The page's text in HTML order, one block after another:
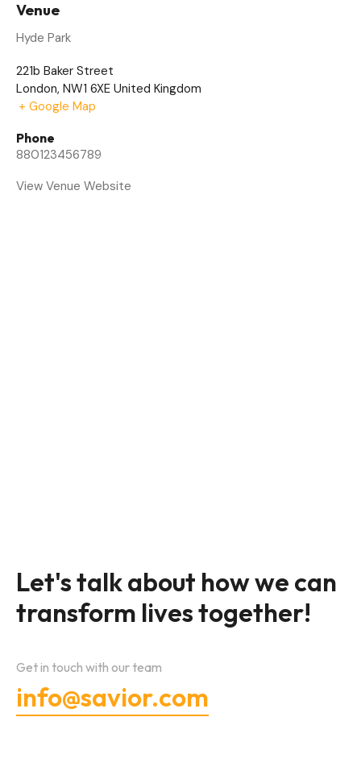
Venue
Hyde Park
221b Baker Street
London, NW1 6XE United Kingdom
+ Google Map
Phone
880123456789
View Venue Website
Let's talk about how we can
transform lives together!
Get in touch with our team
info@savior.com